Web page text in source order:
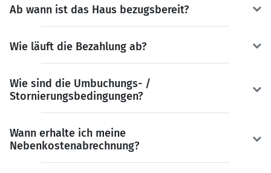
Ab wann ist das Haus bezugsbereit?
Wie läuft die Bezahlung ab?
Wie sind die Umbuchungs- /
Stornierungsbedingungen?
Wann erhalte ich meine
Nebenkostenabrechnung?